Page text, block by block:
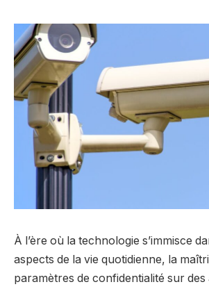
À l’ère où la technologie s’immisce
aspects de la vie quotidienne, la
paramètres de confidentialité sur des